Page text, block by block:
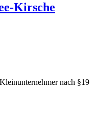
Kirsche
nach §19